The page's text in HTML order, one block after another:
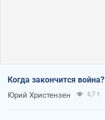
Когда закончится война?
Юрий Христензен 6,7 т.